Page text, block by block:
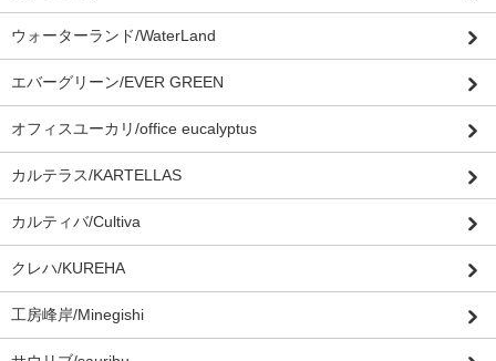
ウォーターランド/WaterLand
エバーグリーン/EVER GREEN
オフィスユーカリ/office eucalyptus
カルテラス/KARTELLAS
カルティバ/Cultiva
クレハ/KUREHA
工房峰岸/Minegishi